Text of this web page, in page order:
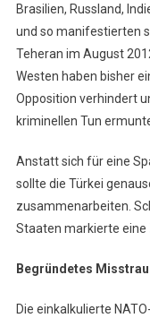
Brasilien, Russland,
und so manifestierten
Teheran im August
Westen haben bisher
Opposition verhindert
kriminellen Tun
Anstatt sich für eine
sollte die Türkei
zusammenarbeiten.
Staaten markierte eine
Begründetes
Die einkalkulierte